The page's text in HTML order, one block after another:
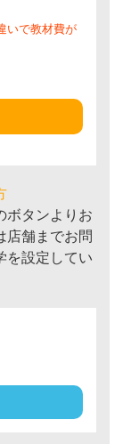
いで教材費が
ボタンよりお
店舗までお問
を設定してい